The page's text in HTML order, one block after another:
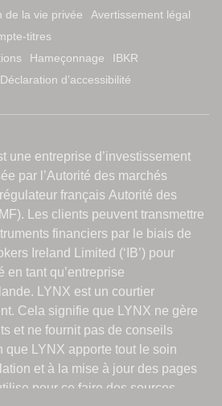
de la vie privée
Avertissement légal
titres
Hameçonnage
IBKR
Déclaration d’accessibilité